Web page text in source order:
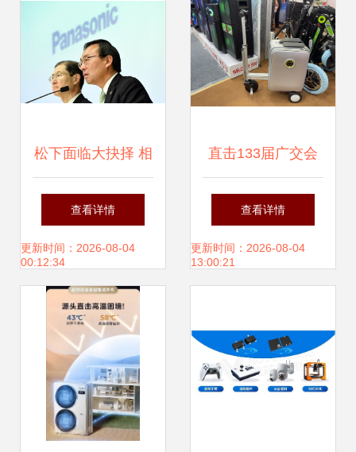
松下面临大抉择 相
机部门该何去何从
查看详情
更新时间：2026-08-04
00:12:34
直击133届广交会
亚马逊爆款亮相，
新奇特产品科技感
盖森电子科技
查看详情
更新时间：2026-08-04
13:00:21